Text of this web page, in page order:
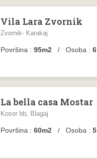
Vila Lara Zvornik
Zvornik- Karakaj
Površina : 95m2/ Osoba : 6
La bella casa Mostar
Kosor bb, Blagaj
Površina : 60m2/ Osoba : 5